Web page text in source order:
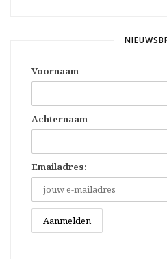
Voornaam
Achternaam
Emailadres: